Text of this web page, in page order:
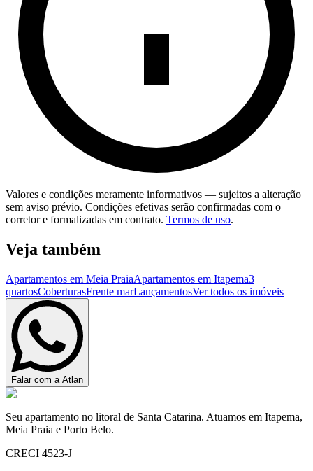
Valores e condições meramente informativos — sujeitos a alteração
sem aviso prévio. Condições efetivas serão confirmadas com o
corretor e formalizadas em contrato. Termos de uso.
Veja também
Apartamentos em Meia PraiaApartamentos em Itapema3
quartosCoberturasFrente marLançamentosVer todos os imóveis
Falar com a Atlan
Seu apartamento no litoral de Santa Catarina. Atuamos em Itapema,
Meia Praia e Porto Belo.
CRECI 4523-J